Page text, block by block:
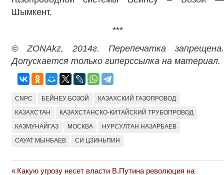
Шымкент.
***
© ZONAkz, 2014г. Перепечатка запрещена.
Допускается только гиперссылка на материал.
CNPC БЕЙНЕУ БОЗОЙ КАЗАХСКИЙ ГАЗОПРОВОД
КАЗАХСТАН КАЗАХСТАНСКО-КИТАЙСКИЙ ТРУБОПРОВОД
КАЗМУНАЙГАЗ МОСКВА НУРСУЛТАН НАЗАРБАЕВ
САУАТ МЫНБАЕВ СИ ЦЗИНЬПИН
Previous
Какую угрозу несет власти В.Путина революция на